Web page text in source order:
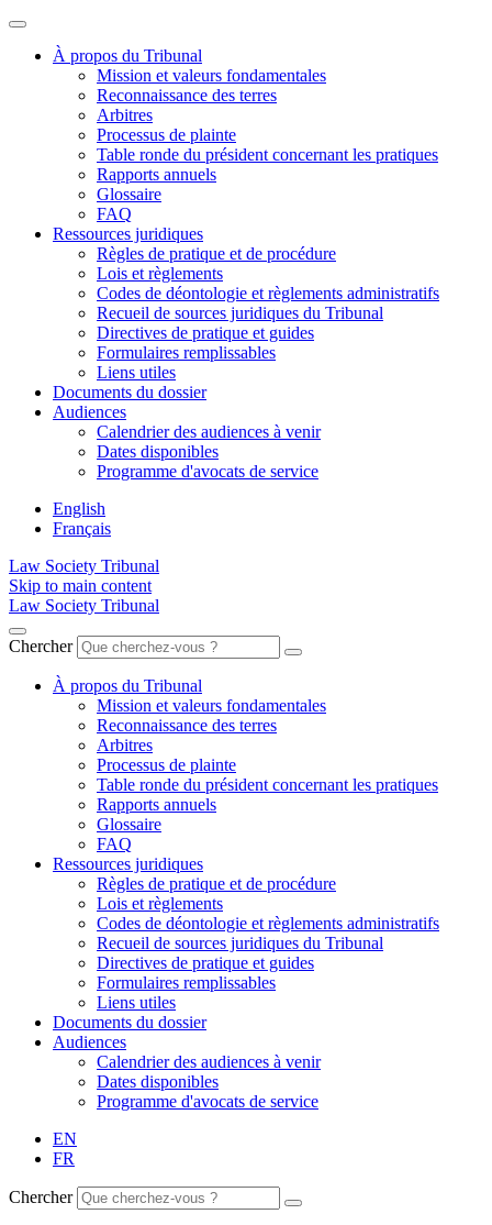
À propos du Tribunal
Mission et valeurs fondamentales
Reconnaissance des terres
Arbitres
Processus de plainte
Table ronde du président concernant les pratiques
Rapports annuels
Glossaire
FAQ
Ressources juridiques
Règles de pratique et de procédure
Lois et règlements
Codes de déontologie et règlements administratifs
Recueil de sources juridiques du Tribunal
Directives de pratique et guides
Formulaires remplissables
Liens utiles
Documents du dossier
Audiences
Calendrier des audiences à venir
Dates disponibles
Programme d'avocats de service
English
Français
Law Society Tribunal
Skip to main content
Law Society Tribunal
Chercher
À propos du Tribunal
Mission et valeurs fondamentales
Reconnaissance des terres
Arbitres
Processus de plainte
Table ronde du président concernant les pratiques
Rapports annuels
Glossaire
FAQ
Ressources juridiques
Règles de pratique et de procédure
Lois et règlements
Codes de déontologie et règlements administratifs
Recueil de sources juridiques du Tribunal
Directives de pratique et guides
Formulaires remplissables
Liens utiles
Documents du dossier
Audiences
Calendrier des audiences à venir
Dates disponibles
Programme d'avocats de service
EN
FR
Chercher